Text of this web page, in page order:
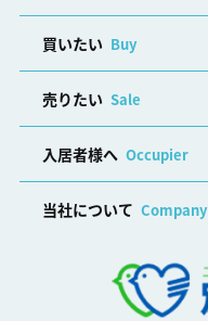
買いたい Buy
売りたい Sale
入居者様へ Occupier
当社について Company